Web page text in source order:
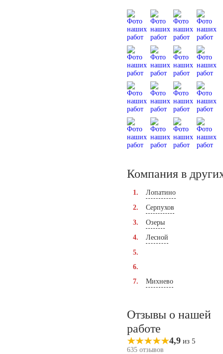
Компания в
Лопатино
Серпухов
Озеры
Лесной
Михнево
Отзывы о нашей
работе
4,9 из 5
635 отзывов